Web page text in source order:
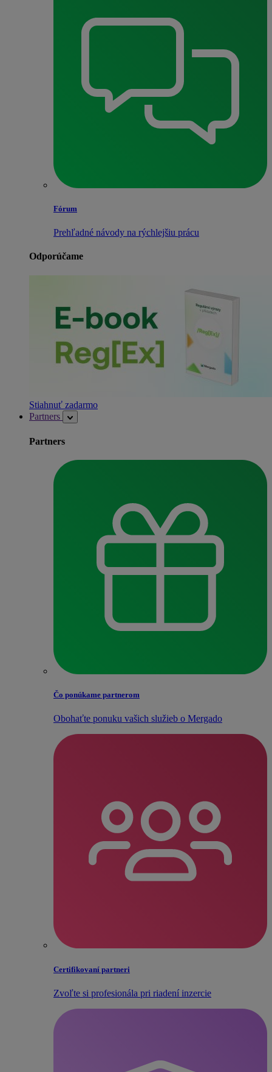
Fórum
Prehľadné návody na rýchlejšiu prácu
Odporúčame
Stiahnuť zadarmo
Partners
Partners
Čo ponúkame partnerom
Obohaťte ponuku vašich služieb o Mergado
Certifikovaní partneri
Zvoľte si profesionála pri riadení inzercie